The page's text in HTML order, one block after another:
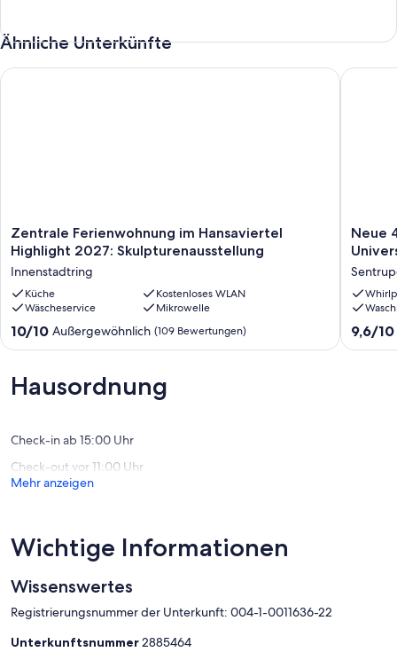
Ähnliche Unterkünfte
Zentrale
Ferienwohnung
Hansaviertel
Highlight
2027:
Skulpturenausstellung
Innenstadtring
Zentrale Ferienwohnung im Hansaviertel
Highlight 2027: Skulpturenausstellung
Innenstadtring
Küche
Kostenloses WLAN
Wäscheservice
Mikrowelle
10.0
von
Außergewöhnlich,
(109
10/10 Außergewöhnlich (109 Bewertungen)
Zentrale Ferienwohnung im Hansaviertel Highlight 2027:
Neue
45
Nähe
des
Münster
Neue
9.6
von
9,6/10
Neue
Hausordnung
Check-in ab 15:00 Uhr
Check-out vor 11:00 Uhr
Mehr anzeigen
Wichtige Informationen
Wissenswertes
Registrierungsnummer der Unterkunft: 004-1-0011636-22
Unterkunftsnummer2885464